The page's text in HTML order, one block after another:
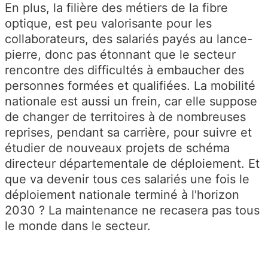
En plus, la filière des métiers de la fibre
optique, est peu valorisante pour les
collaborateurs, des salariés payés au lance-
pierre, donc pas étonnant que le secteur
rencontre des difficultés à embaucher des
personnes formées et qualifiées. La mobilité
nationale est aussi un frein, car elle suppose
de changer de territoires à de nombreuses
reprises, pendant sa carrière, pour suivre et
étudier de nouveaux projets de schéma
directeur départementale de déploiement. Et
que va devenir tous ces salariés une fois le
déploiement nationale terminé à l'horizon
2030 ? La maintenance ne recasera pas tous
le monde dans le secteur.